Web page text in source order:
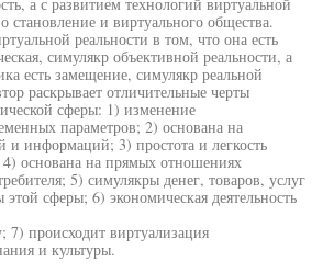
становление и виртуального общества.
реальности в том, что она есть
симулякр объективной реальности, а
есть замещение, симулякр реальной
раскрывает отличительные черты
сферы: 1) изменение
параметров; 2) основана на
и информаций; 3) простота и легкость
основана на прямых отношениях
5) симулякры денег, товаров, услуг
сферы; 6) экономическая деятельность
7) происходит виртуализация
и культуры.